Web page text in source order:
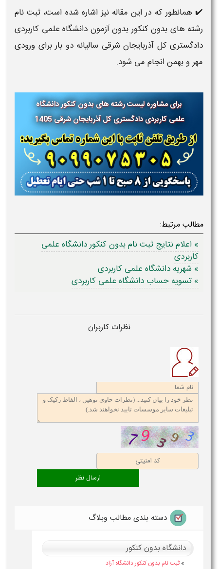
✔️ همانطور که در این مقاله نیز اشاره شده است، ثبت نام
رشته های بدون کنکور بدون آزمون دانشگاه علمی کاربردی
دادگستری کل آذربایجان شرقی سالیانه دو بار برای ورودی
مهر و بهمن انجام می شود.
برای مشاوره لیست رشته های بدون کنکور دانشگاه
علمی کاربردیدادگستری کل آذربایجان شرقی1405
مطالب مرتبط:
» اعلام نتایج ثبت نام بدون کنکور دانشگاه علمی
کاربردی
» شهریه دانشگاه علمی کاربردی
» تسویه حساب دانشگاه علمی کاربردی
نظرات کاربران
دسته بندی مطالب وبلاگ
دانشگاه بدون کنکور
» ثبت نام بدون کنکور دانشگاه آزاد